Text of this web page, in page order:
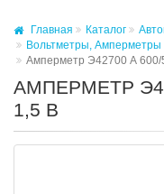
Главная Каталог
Вольтметры,
Амперметр Э42700 А 600/
АМПЕРМЕТР
1,5 В